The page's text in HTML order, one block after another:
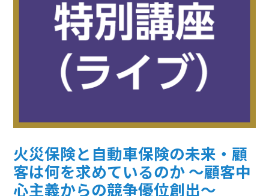
ハイブリッド（通学・配信）
eラーニング／通信講座
損害保険入門講座
Web配信講座
通信添削講座
損保講座通年コース
火災保険と自動車保険の未来・顧
客は何を求めているのか ～顧客中
心主義からの競争優位創出～